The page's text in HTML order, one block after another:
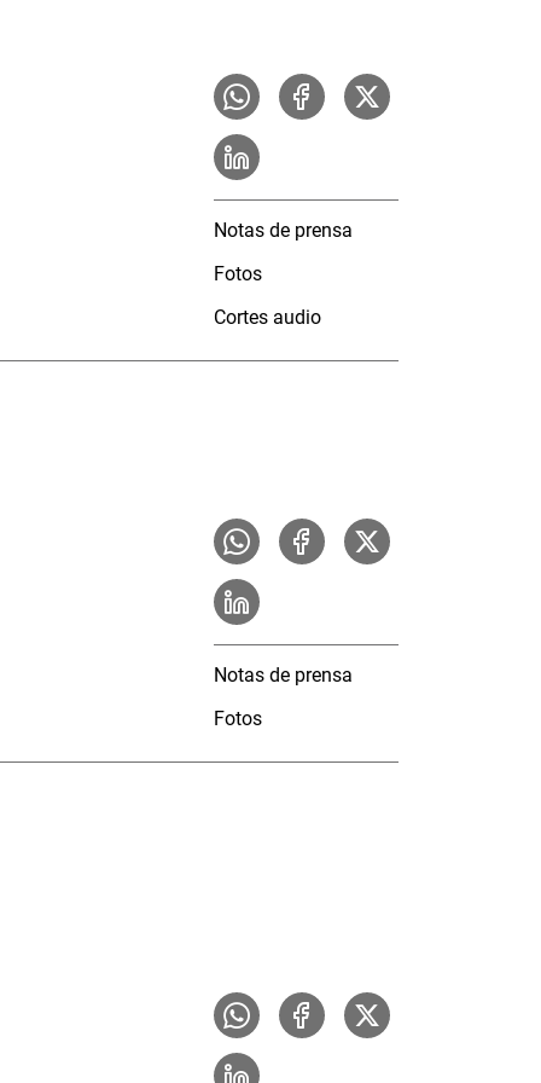
Notas de prensa
Fotos
Cortes audio
Notas de prensa
Fotos